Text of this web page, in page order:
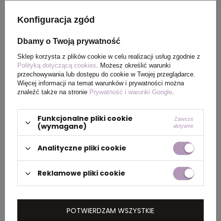
kartonu
zewnętrznego
Waga
kartonu
zewnętrznego
22 kg
Onyx 5-panelowa czapka wykonana w 70% z
bawełny pochodzącej z recyklingu i w 30% z
poliestru pochodzącego z recyklingu. Została
zaprojektowana z myślą o wygodnym
dopasowaniu do obwodu głowy 58 cm, a
zapięcie na metalową klamrę umożliwia łatwą
i bezpieczną regulację. Czapka zawiera
Konfiguracja zgód
Dbamy o Twoją prywatność
Sklep korzysta z plików cookie w celu realizacji usług zgodnie z
Polityką dotyczącą cookies. Możesz określić warunki
przechowywania lub dostępu do cookie w Twojej przeglądarce.
Więcej informacji na temat warunków i prywatności można
znaleźć także na stronie Prywatność i warunki Google.
Funkcjonalne pliki cookie
(wymagane)
Zawsze
aktywne
Analityczne pliki cookie
Reklamowe pliki cookie
POTWIERDZAM WSZYSTKIE